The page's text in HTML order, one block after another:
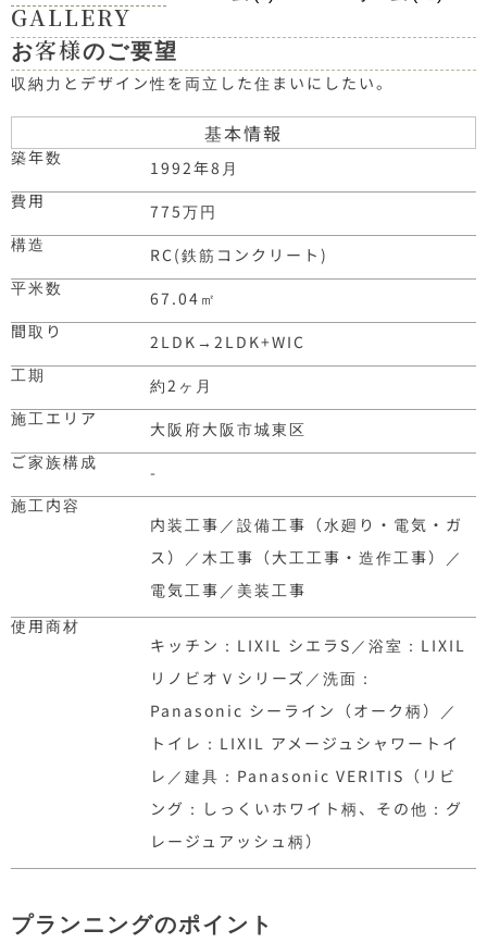
GALLERY
お客様のご要望
収納力とデザイン性を両立した住まいにしたい。
基本情報
築年数
1992年8月
費用
775万円
構造
RC(鉄筋コンクリート)
平米数
67.04 ㎡
間取り
2LDK →2LDK+WIC
工期
約2ヶ月
施工エリア
大阪府大阪市城東区
ご家族構成
-
施工内容
内装工事／設備工事（水廻り・電気・ガ
ス）／木工事（大工工事・造作工事）／
電気工事／美装工事
使用商材
キッチン：LIXIL シエラS／浴室：LIXIL
リノビオＶシリーズ／洗面：
Panasonic シーライン（オーク柄）／
トイレ：LIXIL アメージュシャワートイ
レ／建具：Panasonic VERITIS（リビ
ング：しっくいホワイト柄、その他：グ
レージュアッシュ柄）
プランニングのポイント